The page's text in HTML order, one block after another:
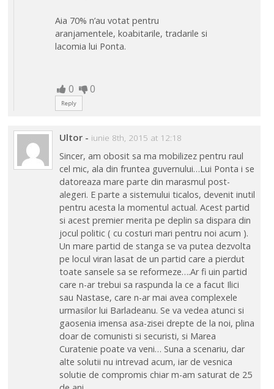
Aia 70% n’au votat pentru
aranjamentele, koabitarile, tradarile si
lacomia lui Ponta.
0 0
Reply
Ultor - iunie 8th, 2015 at 12:18
Sincer, am obosit sa ma mobilizez pentru raul
cel mic, ala din fruntea guvernului…Lui Ponta i se
datoreaza mare parte din marasmul post-
alegeri. E parte a sistemului ticalos, devenit inutil
pentru acesta la momentul actual. Acest partid
si acest premier merita pe deplin sa dispara din
jocul politic ( cu costuri mari pentru noi acum ).
Un mare partid de stanga se va putea dezvolta
pe locul viran lasat de un partid care a pierdut
toate sansele sa se reformeze….Ar fi uin partid
care n-ar trebui sa raspunda la ce a facut Ilici
sau Nastase, care n-ar mai avea complexele
urmasilor lui Barladeanu. Se va vedea atunci si
gaosenia imensa asa-zisei drepte de la noi, plina
doar de comunisti si securisti, si Marea
Curatenie poate va veni… Suna a scenariu, dar
alte solutii nu intrevad acum, iar de vesnica
solutie de compromis chiar m-am saturat de 25